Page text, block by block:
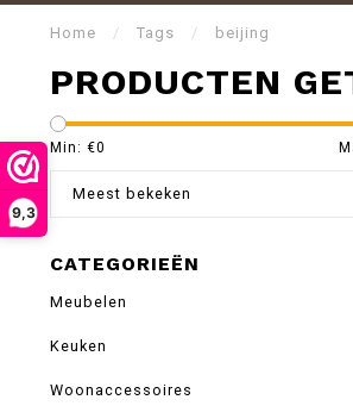
9,3
Home / Tags / beijing
PRODUCTEN
Min: €0
Meest bekeken
CATEGORIEËN
Meubelen
Keuken
Woonaccessoires